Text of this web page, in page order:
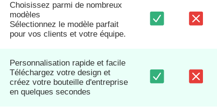
Choisissez parmi de nombreux
modèles
Sélectionnez le modèle parfait
pour vos clients et votre équipe.
Personnalisation rapide et facile
Téléchargez votre design et
créez votre bouteille d'entreprise
en quelques secondes